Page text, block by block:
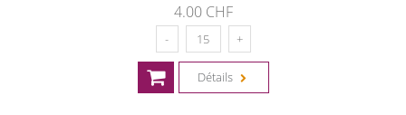
4.00 CHF
Détails